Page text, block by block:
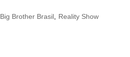
Big Brother Brasil, Reality Show